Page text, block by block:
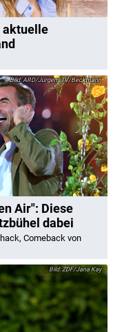
aktuelle
ARD/JürgensTV/Beckmann
Air": Diese
dabei
Comeback von
ZDF/Jana Kay